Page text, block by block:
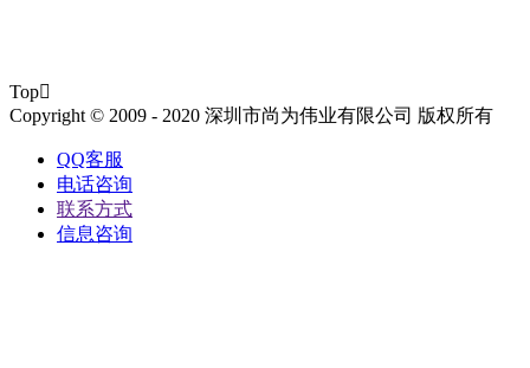
Top
Copyright © 2009 - 2020 深圳市尚为伟业有限公司 版权所有
QQ客服
电话咨询
联系方式
信息咨询